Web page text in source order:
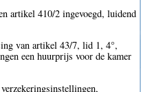
artikel 410/2 ingevoegd, luidend
van artikel 43/7, lid 1, 4°,
een huurprijs voor de kamer